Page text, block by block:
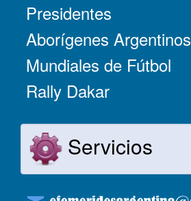
Presidentes
Aborígenes Argentinos
Mundiales de Fútbol
Rally Dakar
Servicios